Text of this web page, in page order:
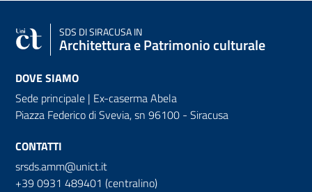
SDS DI SIRACUSA IN
Architettura e Patrimonio culturale
DOVE SIAMO
Sede principale | Ex-caserma Abela
Piazza Federico di Svevia, sn 96100 - Siracusa
CONTATTI
srsds.amm@unict.it
+39 0931 489401 (centralino)